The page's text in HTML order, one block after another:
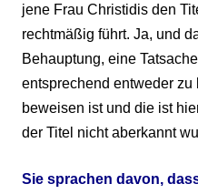
jene Frau Christidis den
rechtmäßig führt. Ja, und
Behauptung, eine
entsprechend entweder
beweisen ist und die ist
der Titel nicht aberkannt
Sie sprachen davon,